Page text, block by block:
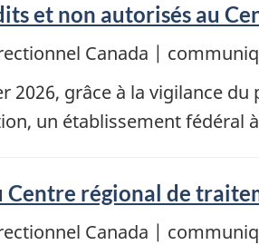
et non autorisés au
Canada |
2026, grâce à la vigilance
un établissement fédéral
Centre régional de
Canada |